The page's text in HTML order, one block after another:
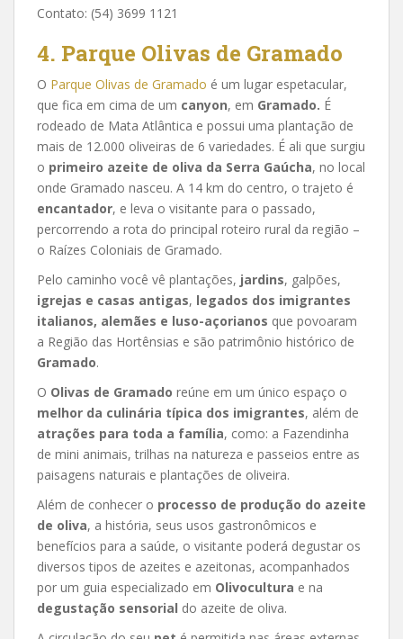
Contato: (54) 3699 1121
4. Parque Olivas de Gramado
O Parque Olivas de Gramado é um lugar espetacular,
que fica em cima de um canyon, em Gramado. É
rodeado de Mata Atlântica e possui uma plantação de
mais de 12.000 oliveiras de 6 variedades. É ali que surgiu
o primeiro azeite de oliva da Serra Gaúcha, no local
onde Gramado nasceu. A 14 km do centro, o trajeto é
encantador, e leva o visitante para o passado,
percorrendo a rota do principal roteiro rural da região –
o Raízes Coloniais de Gramado.
Pelo caminho você vê plantações, jardins, galpões,
igrejas e casas antigas, legados dos imigrantes
italianos, alemães e luso-açorianos que povoaram
a Região das Hortênsias e são patrimônio histórico de
Gramado.
O Olivas de Gramado reúne em um único espaço o
melhor da culinária típica dos imigrantes, além de
atrações para toda a família, como: a Fazendinha
de mini animais, trilhas na natureza e passeios entre as
paisagens naturais e plantações de oliveira.
Além de conhecer o processo de produção do azeite
de oliva, a história, seus usos gastronômicos e
benefícios para a saúde, o visitante poderá degustar os
diversos tipos de azeites e azeitonas, acompanhados
por um guia especializado em Olivocultura e na
degustação sensorial do azeite de oliva.